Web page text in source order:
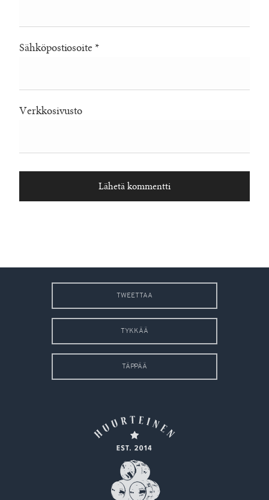
Sähköpostiosoite *
Verkkosivusto
TWEETTAA
TYKKÄÄ
TÄPPÄÄ